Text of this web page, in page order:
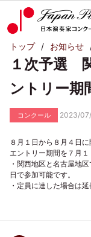
トップ お知らせ
１次予選
ントリー期
コンクール 2023/
８月１日から８月４日
エントリー期間を７月１
・関西地区と名古屋地
日で参加可能です。
・定員に達した場合は